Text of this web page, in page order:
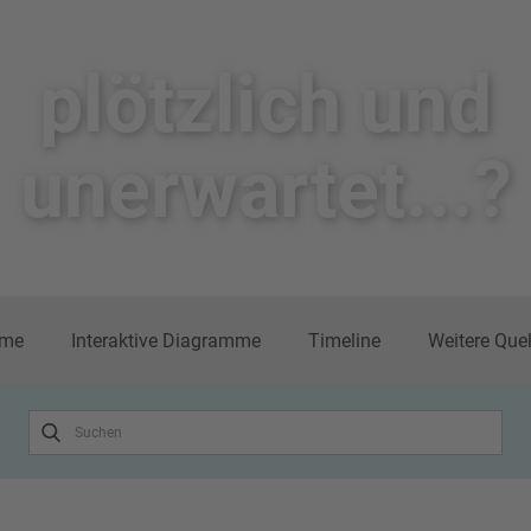
plötzlich un​d
unerwartet...?
Interaktive Diagramme Timeline Weitere